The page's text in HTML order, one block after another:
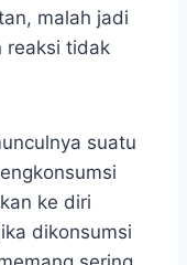
malah jadi
reaksi tidak
suatu
ke diri
dikonsumsi